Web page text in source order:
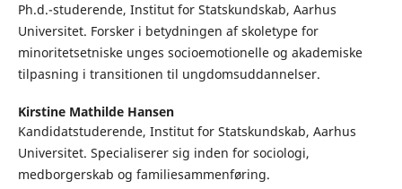
Ph.d.-studerende, Institut for Statskundskab, Aarhus
Universitet. Forsker i betydningen af skoletype for
minoritetsetniske unges socioemotionelle og akademiske
tilpasning i transitionen til ungdomsuddannelser.
Kirstine Mathilde Hansen
Kandidatstuderende, Institut for Statskundskab, Aarhus
Universitet. Specialiserer sig inden for sociologi,
medborgerskab og familiesammenføring.